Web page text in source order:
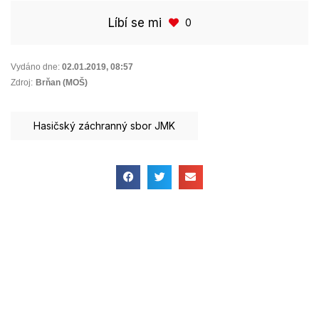
Líbí se mi 0
Vydáno dne: 02.01.2019, 08:57
Zdroj: Brňan (MOŠ)
Hasičský záchranný sbor JMK